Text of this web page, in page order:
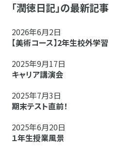
「潤徳日記」の最新記事
2026年6月2日
【美術コース】2年生校外学習
2025年9月17日
キャリア講演会
2025年7月3日
期末テスト直前！
2025年6月20日
１年生授業風景